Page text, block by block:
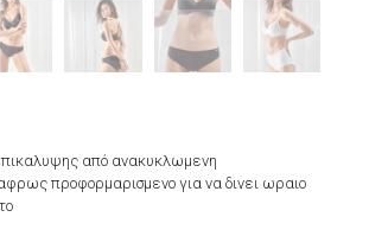
από ανακυκλωμενη
προφορμαρισμενο για να δινει ωραιο